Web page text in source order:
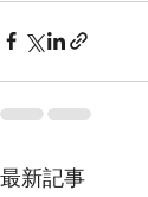
最新記事